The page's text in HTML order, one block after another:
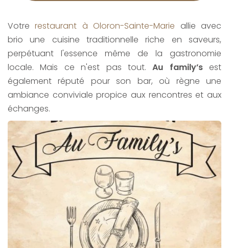
Votrerestaurant à Oloron-Sainte-Marie allie avec
brio une cuisine traditionnelle riche en saveurs,
perpétuant l'essence même de la gastronomie
locale. Mais ce n'est pas tout.Au family’sest
également réputé pour son bar, où règne une
ambiance conviviale propice aux rencontres et aux
échanges.